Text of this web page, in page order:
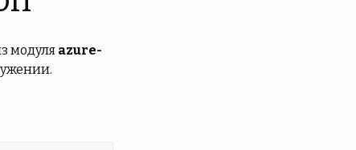
модуля azure-